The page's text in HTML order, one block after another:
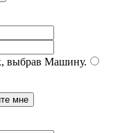
выбрав Машину.